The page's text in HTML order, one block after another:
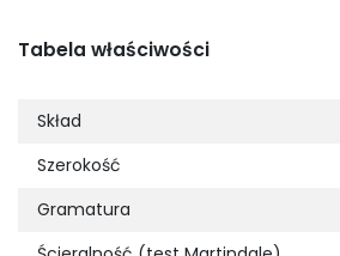
Tabela właściwości
Skład
Szerokość
Gramatura